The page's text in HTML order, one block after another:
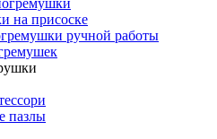
на присоске
ручной работы
пазлы